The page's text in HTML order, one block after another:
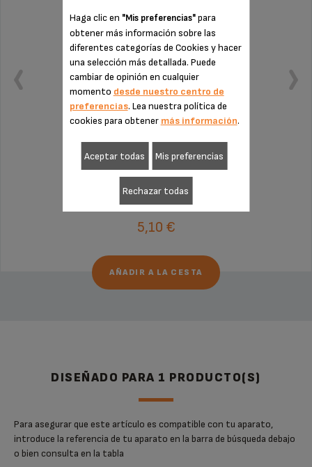
Para evitar derrames
Existencias disponibles
5,10 €
AÑADIR A LA CESTA
DISEÑADO PARA 1 PRODUCTO(S)
Para asegurar que este artículo es compatible con tu aparato,
introduce la referencia de tu aparato en la barra de búsqueda debajo
o bien consulta en la tabla
Haga clic en "Mis preferencias"para
obtener más información sobre las
diferentes categorías de Cookies y hacer
una selección más detallada. Puede
cambiar de opinión en cualquier
momento desde nuestro centro de
preferencias. Lea nuestra política de
cookies para obtener más información.
Aceptar todas Mis preferencias
Rechazar todas